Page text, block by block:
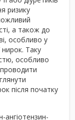
ризику
а також до
особливо у
нирок. Таку
особливо
проводити
після початку
ангіотензин-